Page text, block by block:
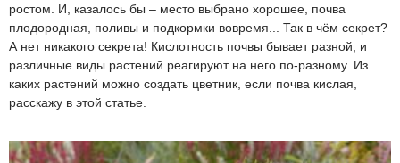
ростом. И, казалось бы – место выбрано хорошее, почва
плодородная, поливы и подкормки вовремя... Так в чём секрет?
А нет никакого секрета! Кислотность почвы бывает разной, и
различные виды растений реагируют на него по-разному. Из
каких растений можно создать цветник, если почва кислая,
расскажу в этой статье.